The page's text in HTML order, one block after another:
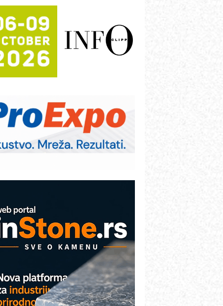
na prvom mestu!
BLUMENAUER - više od 40 godina
u industriji
TITAN ADVANCED INDICATOR
mašinama
elektranama i vetroparkovima
točkova na gradilištu- standard
modernog i odgovornog građenja
i SCHUNK podižu proizvodnju
viši nivo
- Lim i mašine za savremena
Marcom-plast d.o.o.- vaš pouzdan
CTO - Prilagodite svoju toplinsku